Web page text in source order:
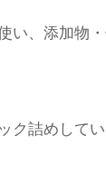
い、添加物
ク詰めして